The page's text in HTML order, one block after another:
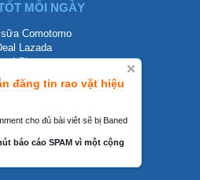
đăng tin rao vặt hiệu
cho đủ bài viêt sẽ bị Baned
báo cáo SPAM vì một cộng
MỖI NGÀY
Comotomo
Lazada
Shopee
LIÊN HỆ
0858002468